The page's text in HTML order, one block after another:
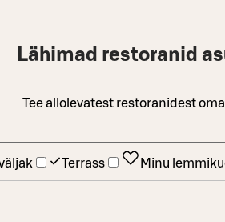
Lähimad restoranid
Tee allolevatest restoranidest
Terrass Minu